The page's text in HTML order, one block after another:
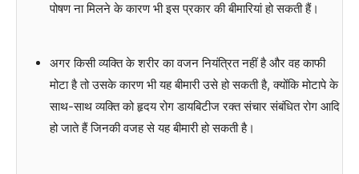
पोषण ना मिलने के कारण भी इस प्रकार की बीमारियां हो सकती हैं।
अगर किसी व्यक्ति के शरीर का वजन नियंत्रित नहीं है और वह काफी
मोटा है तो उसके कारण भी यह बीमारी उसे हो सकती है, क्योंकि मोटापे के
साथ-साथ व्यक्ति को हृदय रोग डायबिटीज रक्त संचार संबंधित रोग आदि
हो जाते हैं जिनकी वजह से यह बीमारी हो सकती है।